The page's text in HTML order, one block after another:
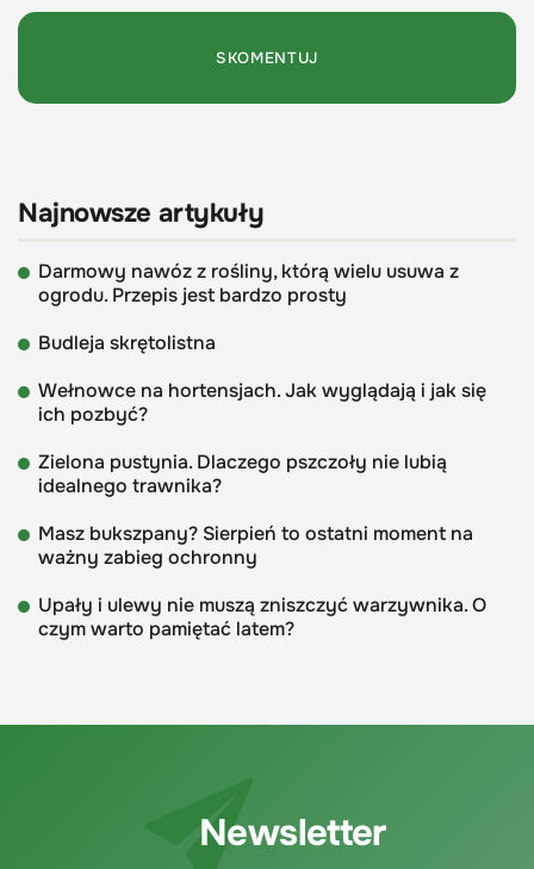
Najnowsze artykuły
Darmowy nawóz z rośliny, którą wielu usuwa z
ogrodu. Przepis jest bardzo prosty
Budleja skrętolistna
Wełnowce na hortensjach. Jak wyglądają i jak się
ich pozbyć?
Zielona pustynia. Dlaczego pszczoły nie lubią
idealnego trawnika?
Masz bukszpany? Sierpień to ostatni moment na
ważny zabieg ochronny
Upały i ulewy nie muszą zniszczyć warzywnika. O
czym warto pamiętać latem?
Newsletter